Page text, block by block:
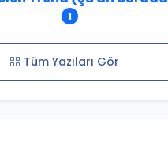
1
Tüm Yazıları Gör